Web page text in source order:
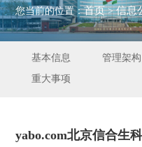
您当前的位置：首页>信息
基本信息 管理架构
重大事项
yabo.com北京信合生